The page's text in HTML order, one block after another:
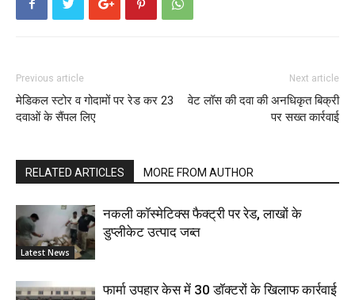
Previous article
मेडिकल स्टोर व गोदामों पर रेड कर 23
दवाओं के सैंपल लिए
Next article
वेट लॉस की दवा की अनधिकृत बिक्री
पर सख्त कार्रवाई
RELATED ARTICLES MORE FROM AUTHOR
Latest News
नकली कॉस्मेटिक्स फैक्ट्री पर रेड, लाखों के
डुप्लीकेट उत्पाद जब्त
फार्मा उपहार केस में 30 डॉक्टरों के खिलाफ कार्रवाई